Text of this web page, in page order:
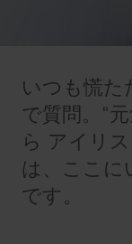
いつも慌
で質問。"
ら アイリ
は、ここ
です。